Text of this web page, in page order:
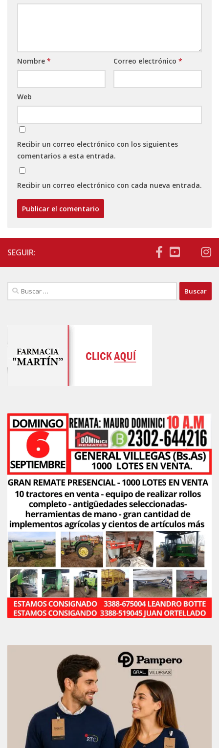
Nombre * Correo electrónico *
Web
Recibir un correo electrónico con los siguientes
comentarios a esta entrada.
Recibir un correo electrónico con cada nueva entrada.
SEGUIR:
Buscar: